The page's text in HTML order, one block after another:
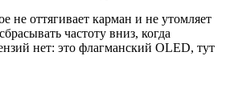
оттягивает карман и не утомляет
частоту вниз, когда
нет: это флагманский OLED, тут